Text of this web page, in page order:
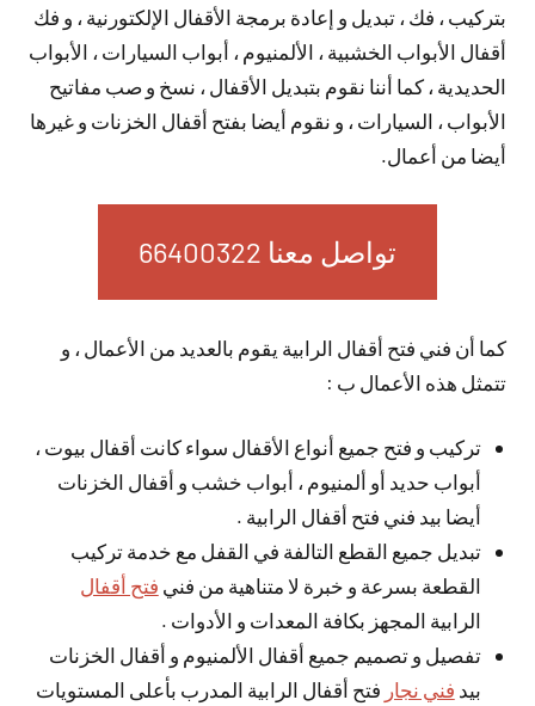
بتركيب ، فك ، تبديل و إعادة برمجة الأقفال الإلكتورنية ، و فك
أقفال الأبواب الخشبية ، الألمنيوم ، أبواب السيارات ، الأبواب
الحديدية ، كما أننا نقوم بتبديل الأقفال ، نسخ و صب مفاتيح
الأبواب ، السيارات ، و نقوم أيضا بفتح أقفال الخزنات و غيرها
أيضا من أعمال.
تواصل معنا 66400322
كما أن فني فتح أقفال الرابية يقوم بالعديد من الأعمال ، و
تتمثل هذه الأعمال ب :
تركيب و فتح جميع أنواع الأقفال سواء كانت أقفال بيوت ،
أبواب حديد أو ألمنيوم ، أبواب خشب و أقفال الخزنات
أيضا بيد فني فتح أقفال الرابية .
تبديل جميع القطع التالفة في القفل مع خدمة تركيب
القطعة بسرعة و خبرة لا متناهية من فني فتح أقفال
الرابية المجهز بكافة المعدات و الأدوات .
تفصيل و تصميم جميع أقفال الألمنيوم و أقفال الخزنات
بيد فني نجار فتح أقفال الرابية المدرب بأعلى المستويات